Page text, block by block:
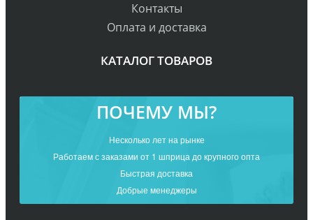
Контакты
Оплата и доставка
КАТАЛОГ ТОВАРОВ
ПОЧЕМУ МЫ?
Несколько лет на рынке
Работаем с заказами от 1 шприца до крупного опта
Быстрая доставка
Добрые менеджеры